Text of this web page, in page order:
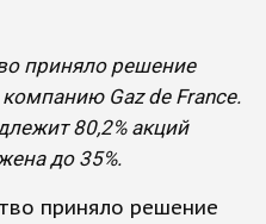
приняло решение
Gaz de France.
80,2% акций
до 35%.
приняло решение